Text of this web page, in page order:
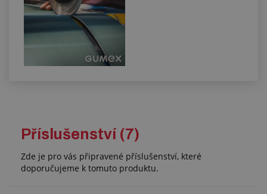
Příslušenství (7)
Zde je pro vás připravené příslušenství, které
doporučujeme k tomuto produktu.